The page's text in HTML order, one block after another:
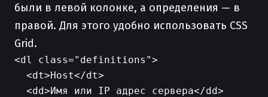
были в левой колонке, а определения — в
правой. Для этого удобно использовать CSS
Grid.
<dl class="definitions">
  <dt>Host</dt>
  <dd>Имя или IP адрес сервера</dd>